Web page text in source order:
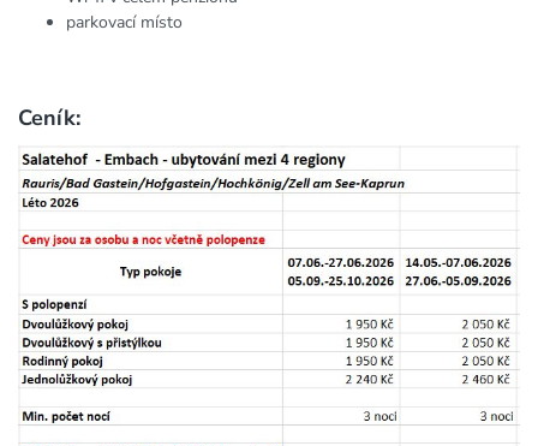
parkovací místo
Ceník: